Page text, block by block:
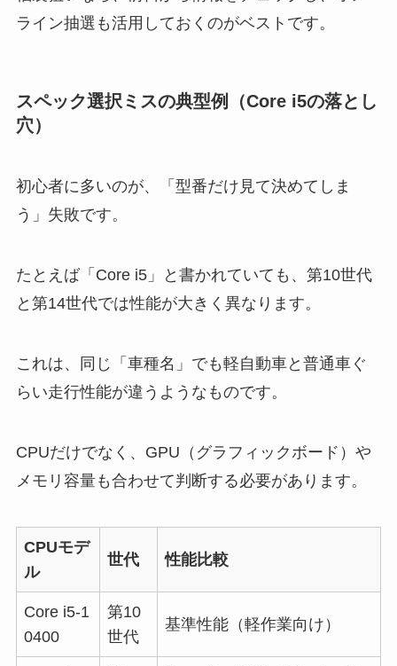
ライン抽選も活用しておくのがベストです。
スペック選択ミスの典型例（Core i5の落とし
穴）
初心者に多いのが、「型番だけ見て決めてしま
う」失敗です。
たとえば「Core i5」と書かれていても、第10世代
と第14世代では性能が大きく異なります。
これは、同じ「車種名」でも軽自動車と普通車ぐ
らい走行性能が違うようなものです。
CPUだけでなく、GPU（グラフィックボード）や
メモリ容量も合わせて判断する必要があります。
CPUモデ
ル
世代 性能比較
Core i5-1
0400
第10
世代
基準性能（軽作業向け）